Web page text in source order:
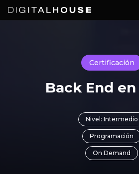
Digital House
Certificación
Back End en
Nivel: Intermedio
Programación
On Demand